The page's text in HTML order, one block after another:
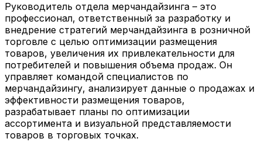
Руководитель отдела мерчандайзинга – это
профессионал, ответственный за разработку и
внедрение стратегий мерчандайзинга в розничной
торговле с целью оптимизации размещения
товаров, увеличения их привлекательности для
потребителей и повышения объема продаж. Он
управляет командой специалистов по
мерчандайзингу, анализирует данные о продажах и
эффективности размещения товаров,
разрабатывает планы по оптимизации
ассортимента и визуальной представляемости
товаров в торговых точках.